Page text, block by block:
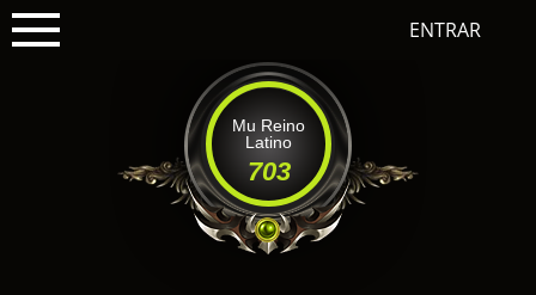
ENTRAR
Mu Reino
Latino
703